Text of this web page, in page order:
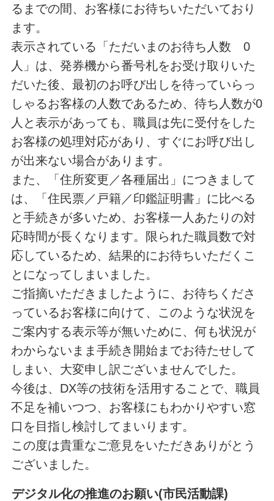
るまでの間、お客様にお待ちいただいており
ます。
表示されている「ただいまのお待ち人数 0
人」は、発券機から番号札をお受け取りいた
だいた後、最初のお呼び出しを待っていらっ
しゃるお客様の人数であるため、待ち人数が0
人と表示があっても、職員は先に受付をした
お客様の処理対応があり、すぐにお呼び出し
が出来ない場合があります。
また、「住所変更／各種届出」につきまして
は、「住民票／戸籍／印鑑証明書」に比べる
と手続きが多いため、お客様一人あたりの対
応時間が長くなります。限られた職員数で対
応しているため、結果的にお待ちいただくこ
とになってしまいました。
ご指摘いただきましたように、お待ちくださ
っているお客様に向けて、このような状況を
ご案内する表示等が無いために、何も状況が
わからないまま手続き開始までお待たせして
しまい、大変申し訳ございませんでした。
今後は、DX等の技術を活用することで、職員
不足を補いつつ、お客様にもわかりやすい窓
口を目指し検討してまいります。
この度は貴重なご意見をいただきありがとう
ございました。
デジタル化の推進のお願い(市民活動課)